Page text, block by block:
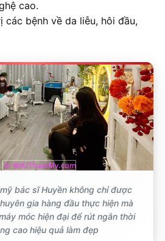
cao.
các bệnh về da liễu, hôi đầu,
bác sĩ Huyền không chỉ được
gia hàng đầu thực hiện mà
móc hiện đại để rút ngắn thời
cao hiệu quả làm đẹp